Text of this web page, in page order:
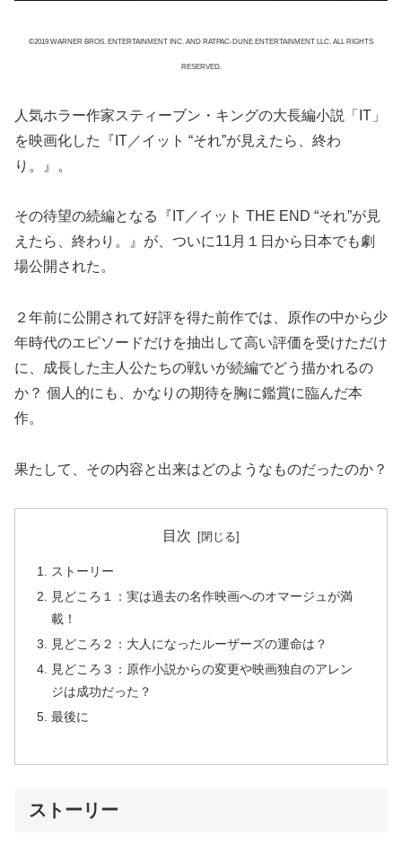
©2019 WARNER BROS. ENTERTAINMENT INC. AND RATPAC-DUNE ENTERTAINMENT LLC. ALL RIGHTS
RESERVED.
人気ホラー作家スティーブン・キングの大長編小説「IT」
を映画化した『IT／イット “それ”が見えたら、終わ
り。』。
その待望の続編となる『IT／イット THE END “それ”が見
えたら、終わり。』が、ついに11月１日から日本でも劇
場公開された。
２年前に公開されて好評を得た前作では、原作の中から少
年時代のエピソードだけを抽出して高い評価を受けただけ
に、成長した主人公たちの戦いが続編でどう描かれるの
か？ 個人的にも、かなりの期待を胸に鑑賞に臨んだ本
作。
果たして、その内容と出来はどのようなものだったのか？
目次
ストーリー
見どころ１：実は過去の名作映画へのオマージュが満
載！
見どころ２：大人になったルーザーズの運命は？
見どころ３：原作小説からの変更や映画独自のアレン
ジは成功だった？
最後に
ストーリー